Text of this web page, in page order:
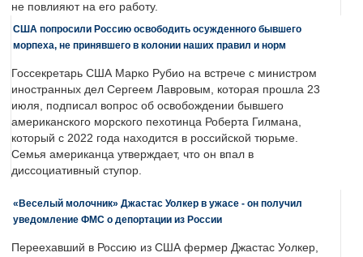
не повлияют на его работу.
США попросили Россию освободить осужденного бывшего
морпеха, не принявшего в колонии наших правил и норм
Госсекретарь США Марко Рубио на встрече с министром
иностранных дел Сергеем Лавровым, которая прошла 23
июля, подписал вопрос об освобождении бывшего
американского морского пехотинца Роберта Гилмана,
который с 2022 года находится в российской тюрьме.
Семья американца утверждает, что он впал в
диссоциативный ступор.
«Веселый молочник» Джастас Уолкер в ужасе - он получил
уведомление ФМС о депортации из России
Переехавший в Россию из США фермер Джастас Уолкер,